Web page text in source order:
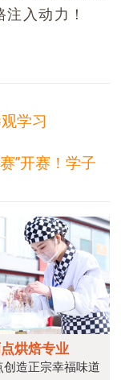
入动力！
学习
”开赛！学子
烘焙专业
创造正宗幸福味道